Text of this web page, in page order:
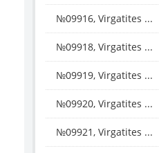
№09916, Virgatites ...
№09918, Virgatites ...
№09919, Virgatites ...
№09920, Virgatites ...
№09921, Virgatites ...